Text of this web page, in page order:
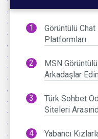
Görüntülü
Platformları
MSN
Arkadaşlar
Türk Sohbet
Siteleri
Yabancı